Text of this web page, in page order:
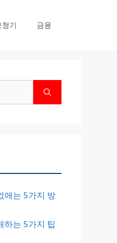
청기 금융
애는 5가지 방
하는 5가지 팁